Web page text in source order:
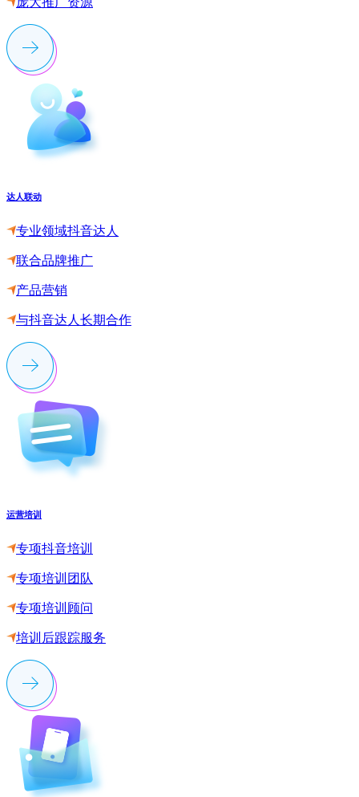
达人联动
专业领域抖音达人
联合品牌推广
产品营销
与抖音达人长期合作
运营培训
专项抖音培训
专项培训团队
专项培训顾问
培训后跟踪服务